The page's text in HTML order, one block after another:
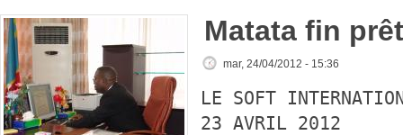
Matata fin prêt
mar, 24/04/2012 - 15:36
LE SOFT
23 AVRIL 2012